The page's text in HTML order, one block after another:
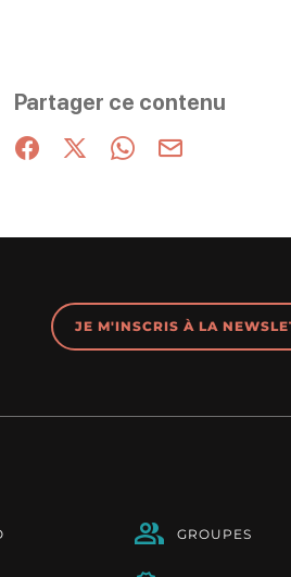
Partager ce contenu
Partager sur Facebook
Partager sur X / Twitter
Partager sur
Partager par
JE M'INSCRIS À LA
GROUPES